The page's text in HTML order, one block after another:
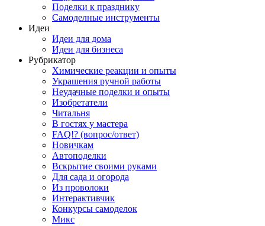
Поделки к празднику
Самоделные инструменты
Идеи
Идеи для дома
Идеи для бизнеса
Рубрикатор
Химические реакции и опыты
Украшения ручной работы
Неудачные поделки и опыты
Изобретатели
Читальня
В гостях у мастера
FAQ!? (вопрос/ответ)
Новичкам
Автоподелки
Вскрытие своими руками
Для сада и огорода
Из проволоки
Интерактивчик
Конкурсы самоделок
Микс